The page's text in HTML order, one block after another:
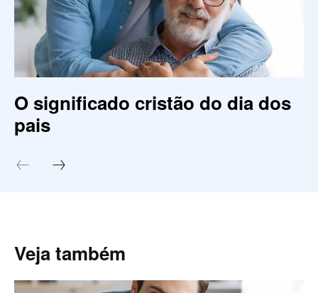
O significado cristão do dia dos
pais
Veja também